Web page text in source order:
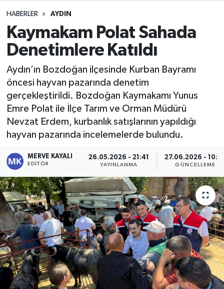
HABERLER AYDIN
Kaymakam Polat Sahada
Denetimlere Katıldı
Aydın’ın Bozdoğan ilçesinde Kurban Bayramı
öncesi hayvan pazarında denetim
gerçekleştirildi. Bozdoğan Kaymakamı Yunus
Emre Polat ile İlçe Tarım ve Orman Müdürü
Nevzat Erdem, kurbanlık satışlarının yapıldığı
hayvan pazarında incelemelerde bulundu.
MERVE KAYALI
EDITÖR
26.05.2026 - 21:41
YAYINLANMA
27.06.2026 -
GÜNCELLEME